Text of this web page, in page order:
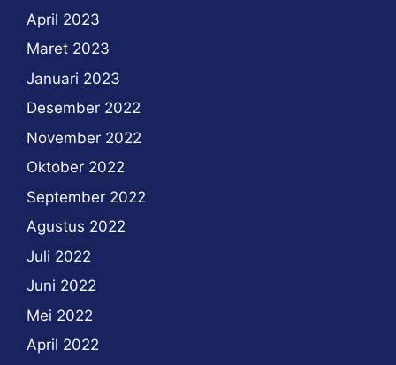
April 2023
Maret 2023
Januari 2023
Desember 2022
November 2022
Oktober 2022
September 2022
Agustus 2022
Juli 2022
Juni 2022
Mei 2022
April 2022